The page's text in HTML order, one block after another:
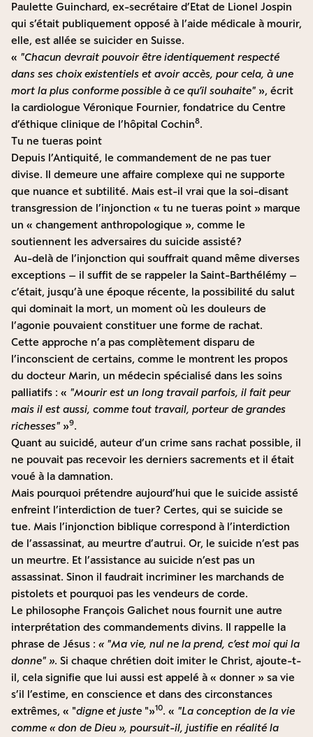
Paulette Guinchard, ex-secrétaire d’Etat de Lionel Jospin
qui s’était publiquement opposé à l’aide médicale à mourir,
elle, est allée se suicider en Suisse.
«
Chacun devrait pouvoir être identiquement respecté
dans ses choix existentiels et avoir accès, pour cela, à une
mort la plus conforme possible à ce qu’il souhaite
», écrit
la cardiologue Véronique Fournier, fondatrice du Centre
d’éthique clinique de l’hôpital Cochin8.
Tu ne tueras point
Depuis l’Antiquité, le commandement de ne pas tuer
divise. Il demeure une affaire complexe qui ne supporte
que nuance et subtilité. Mais est-il vrai que la soi-disant
transgression de l’injonction « tu ne tueras point » marque
un « changement anthropologique », comme le
soutiennent les adversaires du suicide assisté ?
Au-delà de l’injonction qui souffrait quand même diverses
exceptions – il suffit de se rappeler la Saint-Barthélémy –
c’était, jusqu’à une époque récente, la possibilité du salut
qui dominait la mort, un moment où les douleurs de
l’agonie pouvaient constituer une forme de rachat.
Cette approche n’a pas complètement disparu de
l’inconscient de certains, comme le montrent les propos
du docteur Marin, un médecin spécialisé dans les soins
palliatifs : «
Mourir est un long travail parfois, il fait peur
mais il est aussi, comme tout travail, porteur de grandes
richesses
»9.
Quant au suicidé, auteur d’un crime sans rachat possible, il
ne pouvait pas recevoir les derniers sacrements et il était
voué à la damnation.
Mais pourquoi prétendre aujourd’hui que le suicide assisté
enfreint l’interdiction de tuer ? Certes, qui se suicide se
tue. Mais l’injonction biblique correspond à l’interdiction
de l’assassinat, au meurtre d’autrui. Or, le suicide n’est pas
un meurtre. Et l’assistance au suicide n’est pas un
assassinat. Sinon il faudrait incriminer les marchands de
pistolets et pourquoi pas les vendeurs de corde.
Le philosophe François Galichet nous fournit une autre
interprétation des commandements divins. Il rappelle la
phrase de Jésus : « Ma vie, nul ne la prend, c’est moi qui la
donne ». Si chaque chrétien doit imiter le Christ, ajoute-t-
il, cela signifie que lui aussi est appelé à « donner » sa vie
s’il l’estime, en conscience et dans des circonstances
extrêmes, «
digne et juste »10. «
La conception de la vie
comme « don de Dieu », poursuit-il, justifie en réalité la